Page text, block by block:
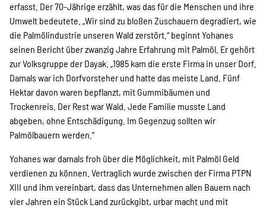
Stellenangebote
Werde Mitglied
Newsletter abonnieren
SPENDEN
erfasst. Der 70-Jährige erzählt, was das für die Menschen und ihre
Umwelt bedeutete. „Wir sind zu bloßen Zuschauern degradiert, wie
die Palmölindustrie unseren Wald zerstört.“ beginnt Yohanes
seinen Bericht über zwanzig Jahre Erfahrung mit Palmöl. Er gehört
zur Volksgruppe der Dayak. „1985 kam die erste Firma in unser Dorf.
Damals war ich Dorfvorsteher und hatte das meiste Land. Fünf
Hektar davon waren bepflanzt, mit Gummibäumen und
Trockenreis. Der Rest war Wald. Jede Familie musste Land
abgeben, ohne Entschädigung. Im Gegenzug sollten wir
Palmölbauern werden.“
Yohanes war damals froh über die Möglichkeit, mit Palmöl Geld
verdienen zu können. Vertraglich wurde zwischen der Firma PTPN
XIII und ihm vereinbart, dass das Unternehmen allen Bauern nach
vier Jahren ein Stück Land zurückgibt, urbar macht und mit